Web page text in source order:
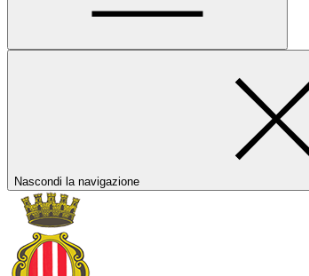
Nascondi la navigazione